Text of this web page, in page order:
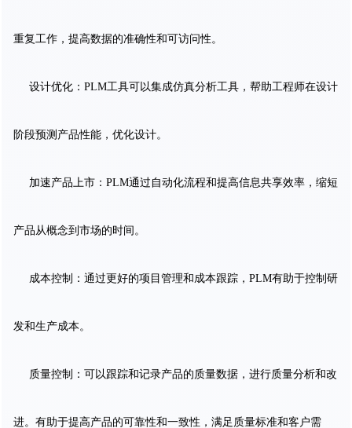
重复工作，提高数据的准确性和可访问性。
设计优化：PLM工具可以集成仿真分析工具，帮助工程师在设计
阶段预测产品性能，优化设计。
加速产品上市：PLM通过自动化流程和提高信息共享效率，缩短
产品从概念到市场的时间。
成本控制：通过更好的项目管理和成本跟踪，PLM有助于控制研
发和生产成本。
质量控制：可以跟踪和记录产品的质量数据，进行质量分析和改
进。有助于提高产品的可靠性和一致性，满足质量标准和客户需